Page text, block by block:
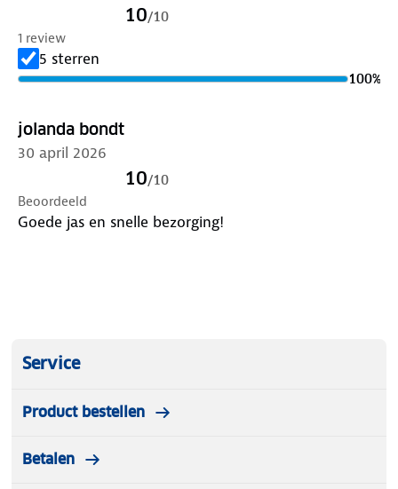
van lichte materialen.
Eigenschappen
De Lotus parasol wordt exclusief parasolvoet
10/10
1 review
5 sterren
100%
jolanda bondt
30 april 2026
10/10
Beoordeeld
Goede jas en snelle bezorging!
Service
Product bestellen
Betalen